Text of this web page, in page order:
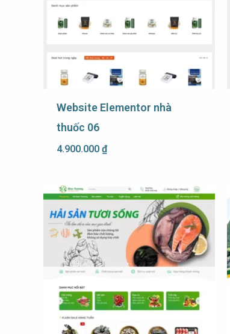
Website Elementor nhà
thuốc 06
4.900.000 ₫